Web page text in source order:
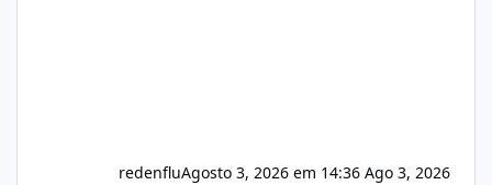
redenfluAgosto 3, 2026 em 14:36 Ago 3, 2026